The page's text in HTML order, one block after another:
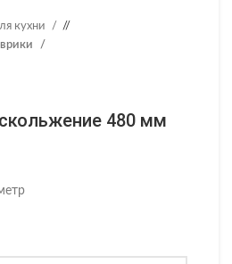
кухни
/
480 мм